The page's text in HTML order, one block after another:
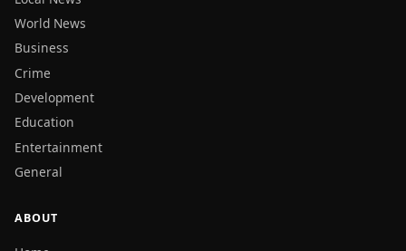
World News
Business
Crime
Development
Education
Entertainment
General
ABOUT